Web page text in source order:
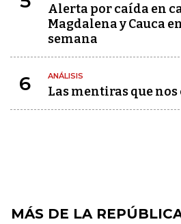
Alerta por caída en
Magdalena y Cauca
semana
6 ANÁLISIS
Las mentiras que
MÁS DE LA